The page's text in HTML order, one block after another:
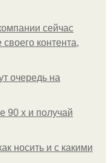
сейчас
контента,
очередь на
90 х и получай
носить и с какими